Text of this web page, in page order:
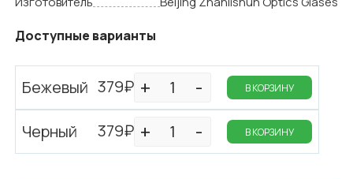
Доступные варианты
Бежевый 379₽ В КОРЗИНУ
Черный 379₽ В КОРЗИНУ